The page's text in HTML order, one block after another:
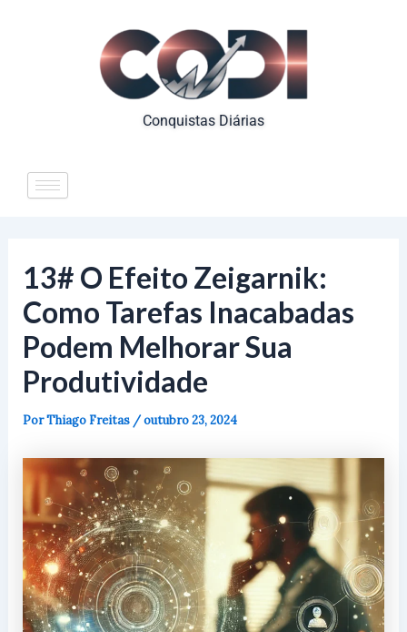
Conquistas Diárias
13# O Efeito Zeigarnik:
Como Tarefas Inacabadas
Podem Melhorar Sua
Produtividade
PorThiago Freitas /outubro 23, 2024